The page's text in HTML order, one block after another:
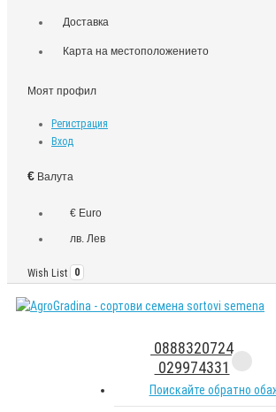
Доставка
Карта на местоположението
Моят профил
Регистрация
Вход
€ Валута
€ Euro
лв. Лев
Wish List 0
0888320724
029974331
Поискайте обратно